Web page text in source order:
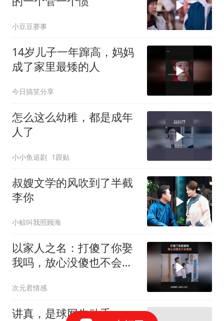
小豆豆赛事
14岁儿子一年蹿高，妈妈
成了家里最矮的人
今日搞笑分享
怎么这么幼稚，都是成年
人了
小小鱼追剧 1跟贴
叔嫂文学的风吹到了半截
李你
小鲸叫我照顾海
以家人之名：打傻了你娶
我吗，放心没傻也不会娶
次元君情感
讲真，是球网先动手